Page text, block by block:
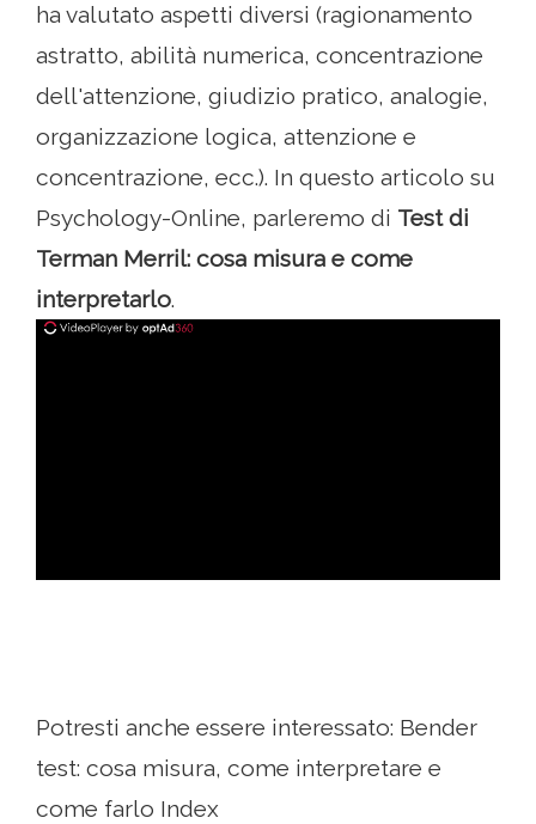
ha valutato aspetti diversi (ragionamento
astratto, abilità numerica, concentrazione
dell'attenzione, giudizio pratico, analogie,
organizzazione logica, attenzione e
concentrazione, ecc.). In questo articolo su
Psychology-Online, parleremo di Test di
Terman Merril: cosa misura e come
interpretarlo.
Potresti anche essere interessato: Bender
test: cosa misura, come interpretare e
come farlo Index